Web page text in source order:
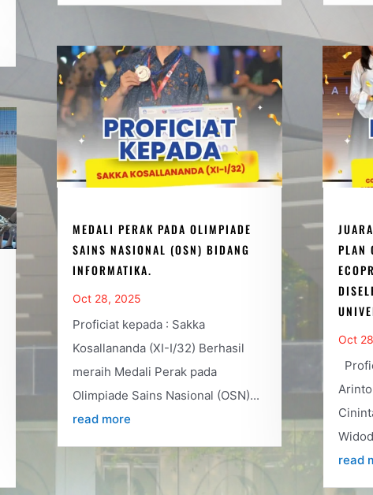
MEDALI PERAK PADA OLIMPIADE
SAINS NASIONAL (OSN) BIDANG
INFORMATIKA.
Oct 28, 2025
Proficiat kepada : Sakka
Kosallananda (XI-I/32) Berhasil
meraih Medali Perak pada
Olimpiade Sains Nasional (OSN)...
read more
PLAN
Oct
read